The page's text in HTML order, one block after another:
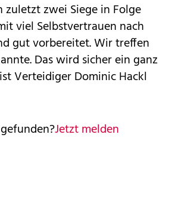
zuletzt zwei Siege in Folge
viel Selbstvertrauen nach
gut vorbereitet. Wir treffen
Das wird sicher ein ganz
Verteidiger Dominic Hackl
Jetzt melden